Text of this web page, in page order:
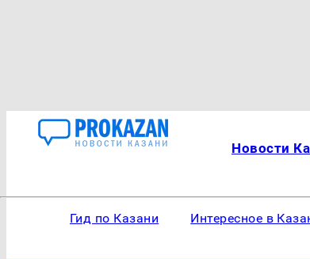
Новости
Гид по Казани Интересное в